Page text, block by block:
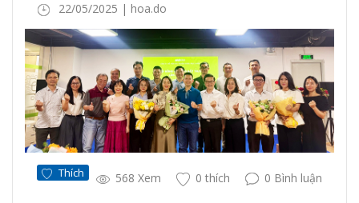
22/05/2025 | hoa.do
Thích 568 Xem 0 thích 0 Bình luận